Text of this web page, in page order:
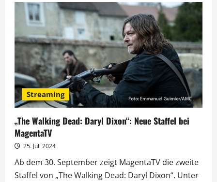
Plasberg
und
Doc
Caro
mischen
„Inas
Nacht“
auf
Streaming
„The Walking Dead: Daryl Dixon“: Neue Staffel bei
MagentaTV
25. Juli 2024
Ab dem 30. September zeigt MagentaTV die zweite
Staffel von „The Walking Dead: Daryl Dixon“. Unter